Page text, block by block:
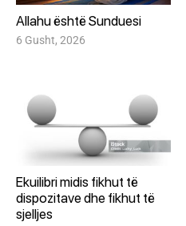
Allahu është Sunduesi
6 Gusht, 2026
Ekuilibri midis fikhut të
dispozitave dhe fikhut të
sjelljes